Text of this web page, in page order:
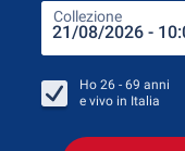
Collezione
Ho 26 - 69 anni
e vivo in Italia